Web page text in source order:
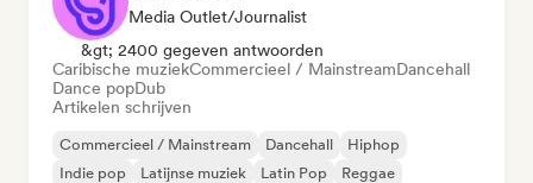
Media Outlet/Journalist
&gt; 2400 gegeven antwoorden
Caribische muziekCommercieel / MainstreamDancehall
Dance popDub
Artikelen schrijven
Commercieel / Mainstream Dancehall
Hiphop
Indie pop
Latijnse muziek Latin Pop
Reggae